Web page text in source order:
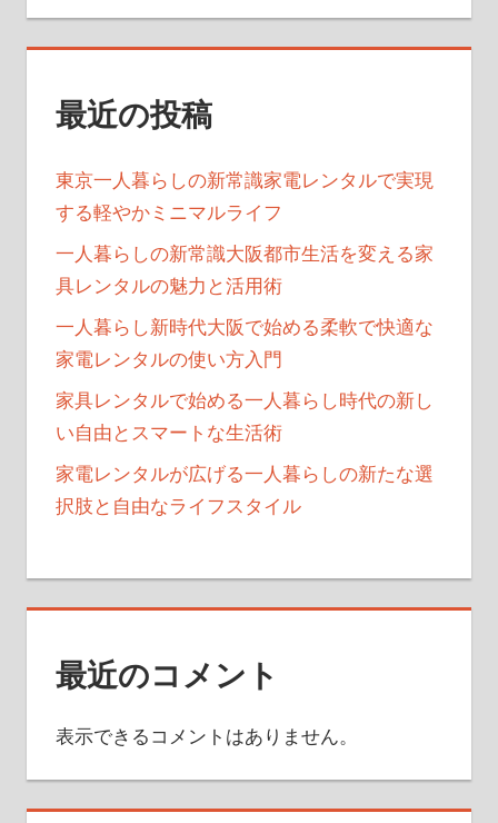
最近の投稿
東京一人暮らしの新常識家電レンタルで実現
する軽やかミニマルライフ
一人暮らしの新常識大阪都市生活を変える家
具レンタルの魅力と活用術
一人暮らし新時代大阪で始める柔軟で快適な
家電レンタルの使い方入門
家具レンタルで始める一人暮らし時代の新し
い自由とスマートな生活術
家電レンタルが広げる一人暮らしの新たな選
択肢と自由なライフスタイル
最近のコメント
表示できるコメントはありません。